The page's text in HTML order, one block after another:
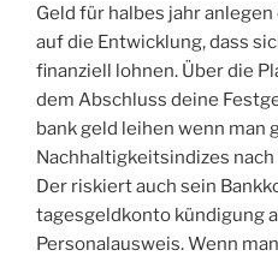
Geld für halbes jahr
auf die Entwicklung, dass
finanziell lohnen. Über die
dem Abschluss deine
bank geld leihen wenn man
Nachhaltigkeitsindizes
Der riskiert auch sein
tagesgeldkonto kündigung
Personalausweis. Wenn